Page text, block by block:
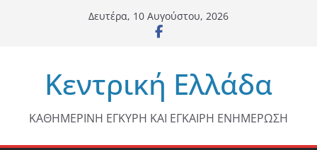
Δευτέρα, 10 Αυγούστου, 2026
Κεντρική Ελλάδα
ΚΑΘΗΜΕΡΙΝΗ ΕΓΚΥΡΗ ΚΑΙ ΕΓΚΑΙΡΗ ΕΝΗΜΕΡΩΣΗ